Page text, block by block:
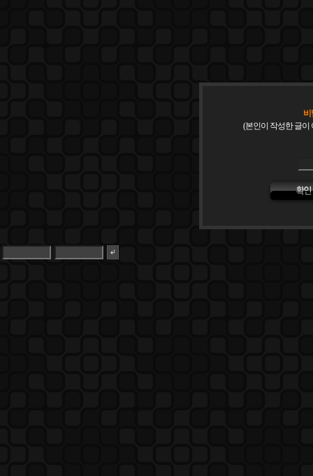
비
(본인이 작성한 글이